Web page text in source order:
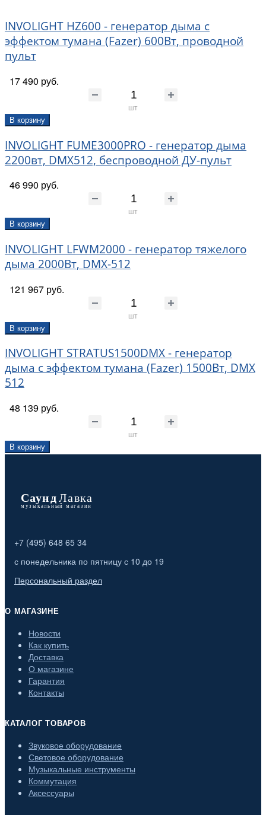
INVOLIGHT HZ600 - генератор дыма c
эффектом тумана (Fazer) 600Вт, проводной
пульт
17 490 руб.
шт
В корзину
INVOLIGHT FUME3000PRO - генератор дыма
2200вт, DMX512, беспроводной ДУ-пульт
46 990 руб.
шт
В корзину
INVOLIGHT LFWM2000 - генератор тяжелого
дыма 2000Вт, DMX-512
121 967 руб.
шт
В корзину
INVOLIGHT STRATUS1500DMX - генератор
дыма c эффектом тумана (Fazer) 1500Вт, DMX
512
48 139 руб.
шт
В корзину
+7 (495) 648 65 34
с понедельника по пятницу с 10 до 19
Персональный раздел
О МАГАЗИНЕ
Новости
Как купить
Доставка
О магазине
Гарантия
Контакты
КАТАЛОГ ТОВАРОВ
Звуковое оборудование
Световое оборудование
Музыкальные инструменты
Коммутация
Аксессуары